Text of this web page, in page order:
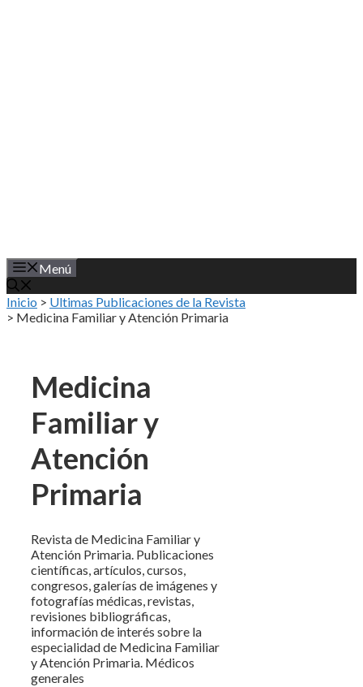
Menú
Inicio > Ultimas Publicaciones de la Revista
> Medicina Familiar y Atención Primaria
Medicina
Familiar y
Atención
Primaria
Revista de Medicina Familiar y
Atención Primaria. Publicaciones
científicas, artículos, cursos,
congresos, galerías de imágenes y
fotografías médicas, revistas,
revisiones bibliográficas,
información de interés sobre la
especialidad de Medicina Familiar
y Atención Primaria. Médicos
generales